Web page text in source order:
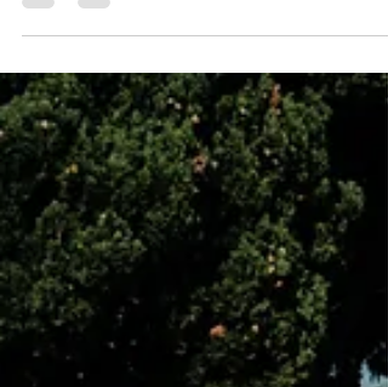
lumière au Domaine de Franco